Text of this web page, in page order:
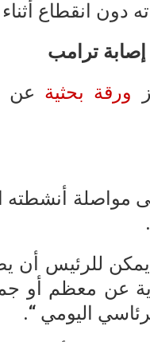
دون انقطاع
إصابة ترامب
ورقة بحثية عن
أنشطته
يمكن للرئيس
عن معظم أو
اليومي “.